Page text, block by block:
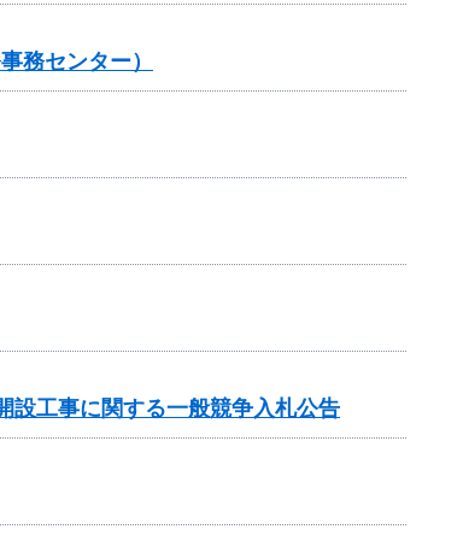
務センター）
設工事に関する一般競争入札公告